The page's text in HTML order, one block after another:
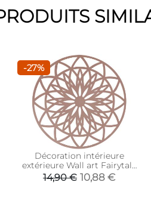
-27%
Décoration intérieure
extérieure Wall art Fairytale
40 cm (Rose)
14,90 € 10,88 €